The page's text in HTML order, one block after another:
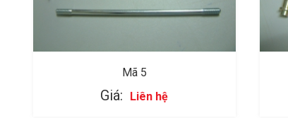
Mã 5
Giá: Liên hệ